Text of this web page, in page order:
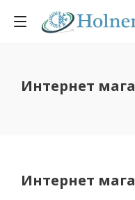
Интернет
Интернет